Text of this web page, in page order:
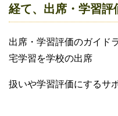
経て、出席・学習評
出席・学習評価のガイド
宅学習を学校の出席
扱いや学習評価にするサ